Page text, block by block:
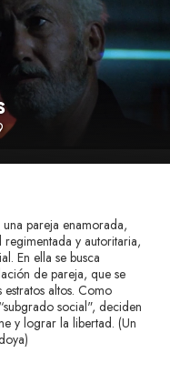
pareja enamorada,
y autoritaria,
En ella se busca
de pareja, que se
altos. Como
social", deciden
y lograr la libertad. (Un